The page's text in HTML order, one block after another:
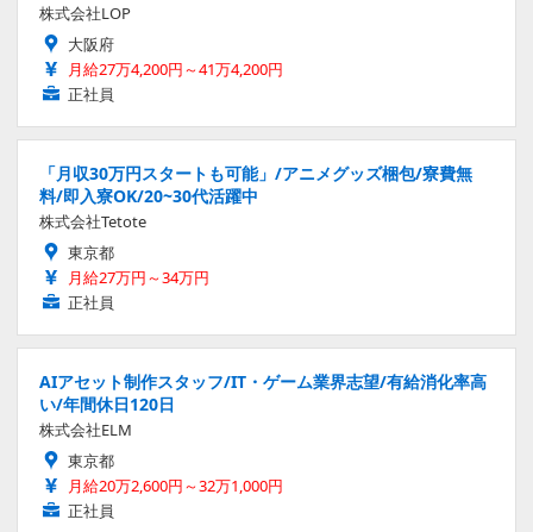
株式会社LOP
大阪府
月給27万4,200円～41万4,200円
正社員
「月収30万円スタートも可能」/アニメグッズ梱包/寮費無
料/即入寮OK/20~30代活躍中
株式会社Tetote
東京都
月給27万円～34万円
正社員
AIアセット制作スタッフ/IT・ゲーム業界志望/有給消化率高
い/年間休日120日
株式会社ELM
東京都
月給20万2,600円～32万1,000円
正社員